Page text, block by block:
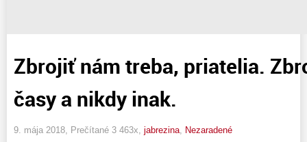
Zbrojiť nám treba, priatelia.
časy a nikdy inak.
9. mája 2018, Prečítané 3 463x, jabrezina Nezaradené